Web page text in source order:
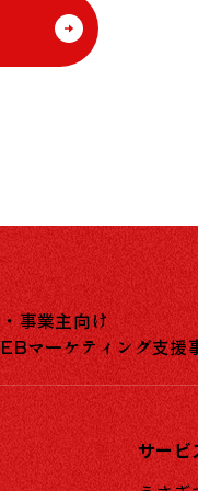
事業主向け
マーケティング支援
サービ